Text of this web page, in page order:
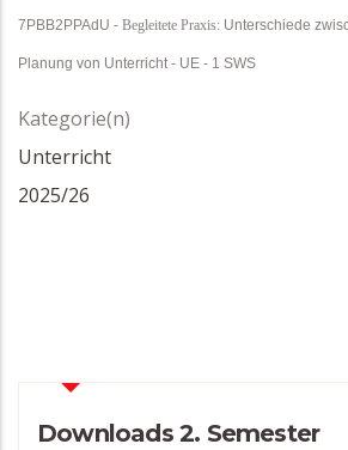
7PBB2PPAdU - Begleitete Praxis: Unterschiede
Planung von Unterricht - UE - 1 SWS
Kategorie(n)
Unterricht
2025/26
Downloads 2. Semester